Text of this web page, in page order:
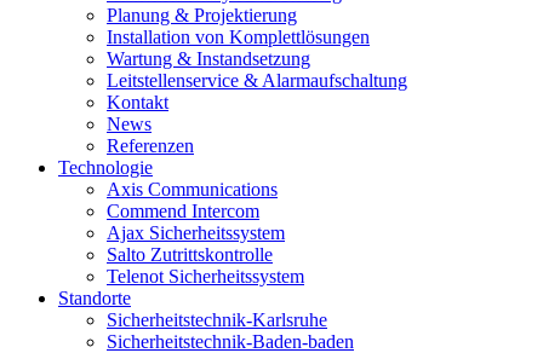
Planung & Projektierung​
Installation von Komplettlösungen
Wartung & Instandsetzung
Leitstellenservice & Alarmaufschaltung
Kontakt
News
Referenzen
Technologie
Axis Communications
Commend Intercom
Ajax Sicherheitssystem​
Salto Zutrittskontrolle
Telenot Sicherheitssystem
Standorte
Sicherheitstechnik-Karlsruhe
Sicherheitstechnik-Baden-baden